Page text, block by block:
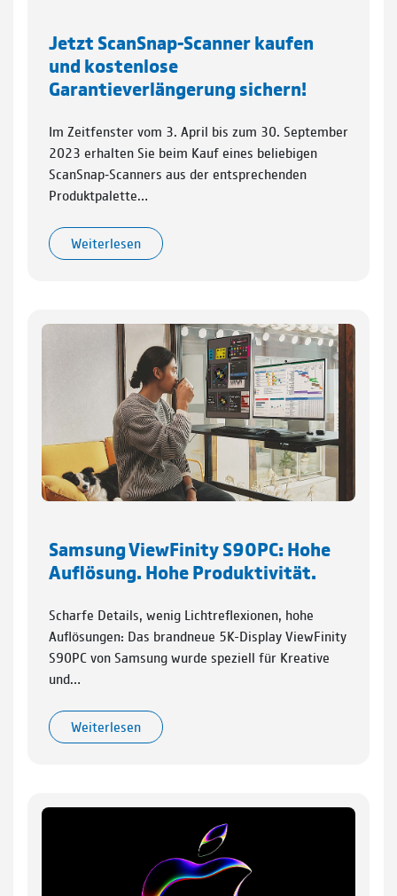
Jetzt ScanSnap‑Scanner kaufen
und kostenlose
Garantieverlängerung sichern!
Im Zeitfenster vom 3. April bis zum 30. September
2023 erhalten Sie beim Kauf eines beliebigen
ScanSnap‑Scanners aus der entsprechenden
Produktpalette…
Weiterlesen
Samsung ViewFinity S90PC: Hohe
Auflösung. Hohe Produktivität.
Scharfe Details, wenig Lichtreflexionen, hohe
Auflösungen: Das brandneue 5K-Display ViewFinity
S90PC von Samsung wurde speziell für Kreative
und…
Weiterlesen